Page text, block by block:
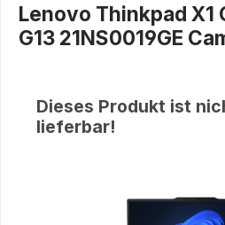
Lenovo Thinkpad X1
G13 21NS0019GE
Dieses Produkt ist
lieferbar!